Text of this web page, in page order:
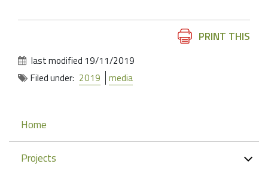
PRINT THIS
last modified 19/11/2019
Filed under: 2019 media
Navigation
Home
Projects